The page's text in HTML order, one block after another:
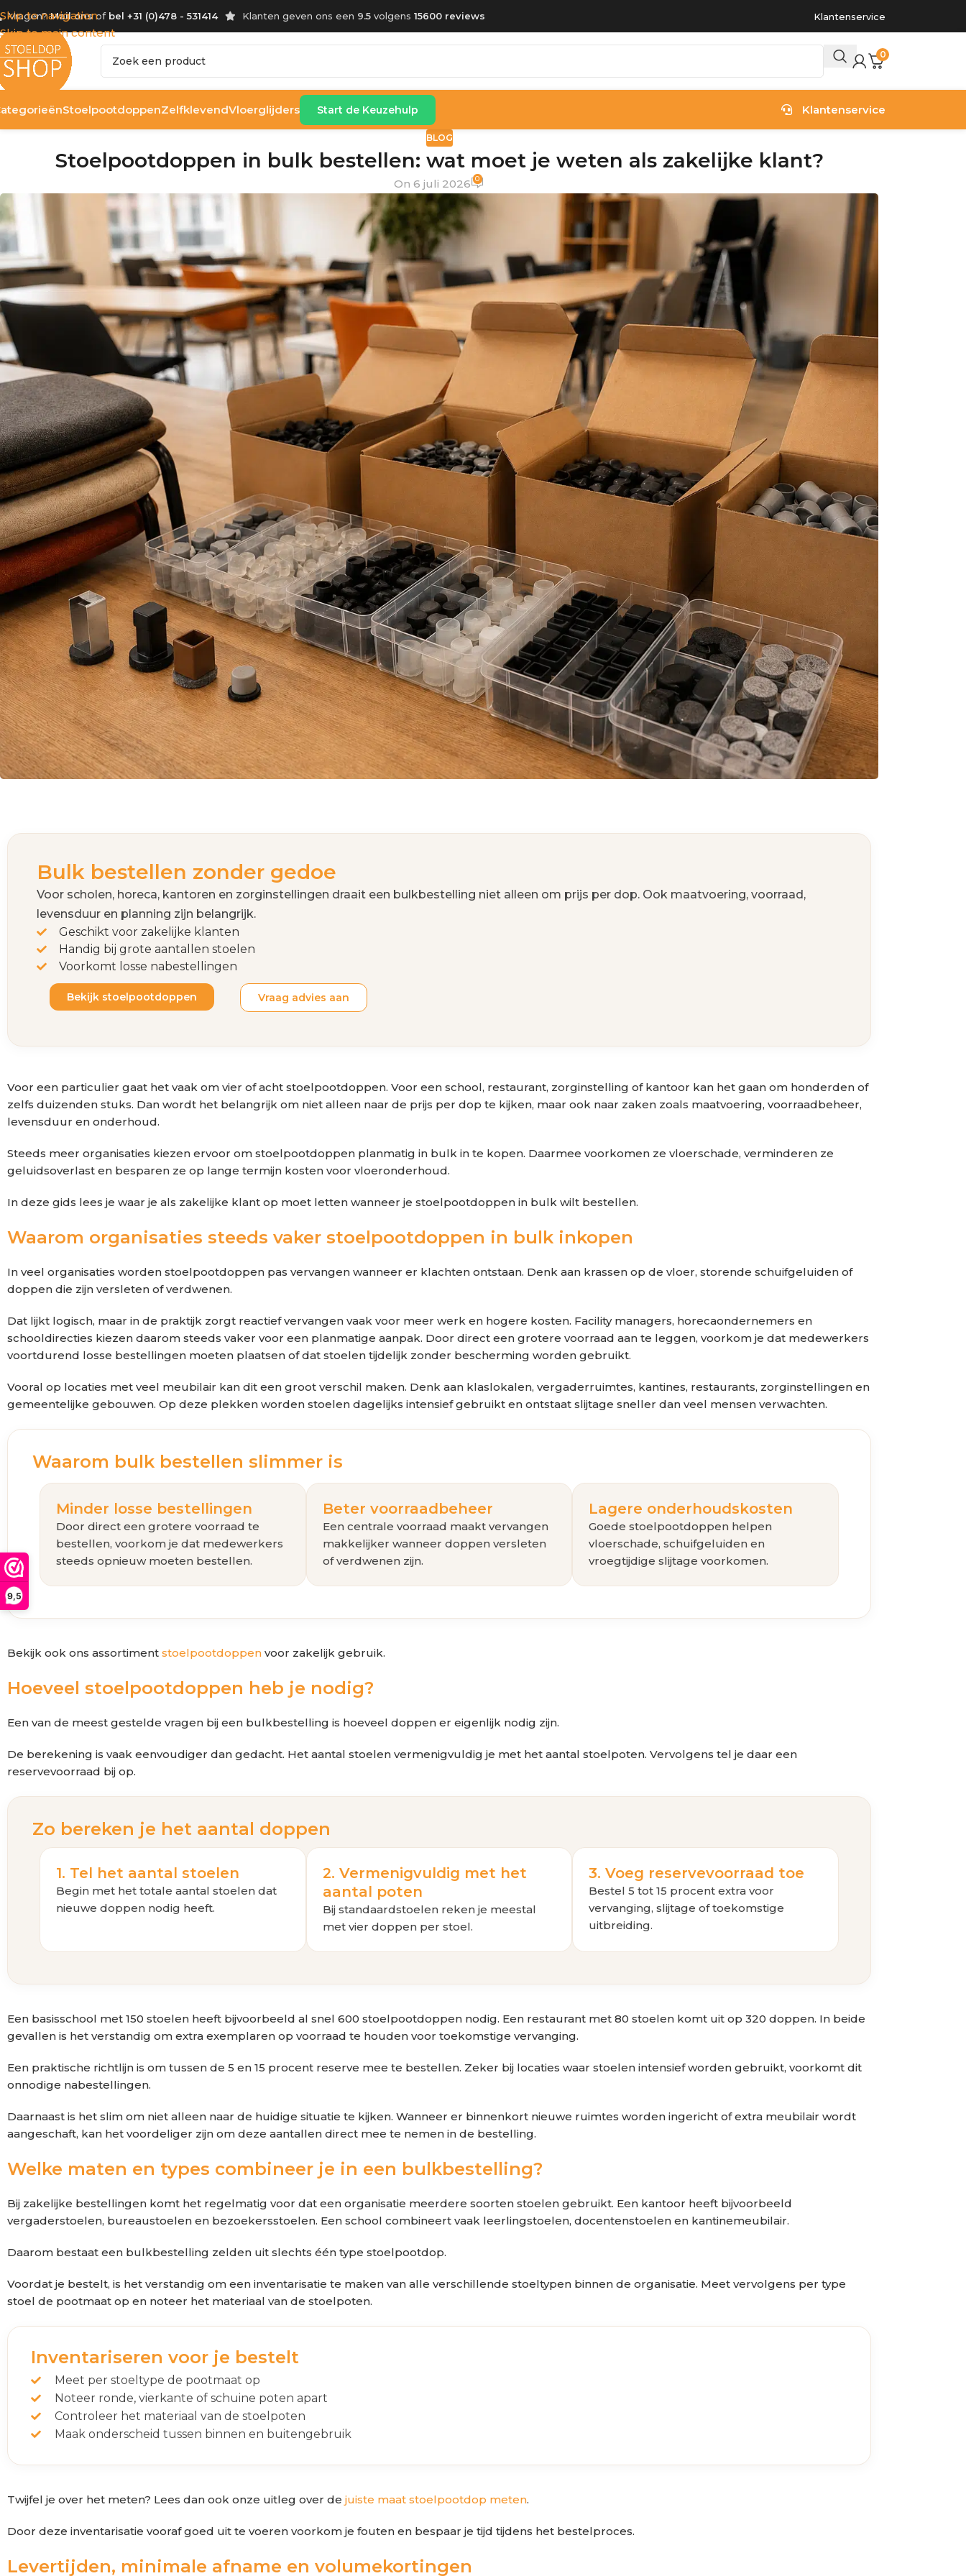
9,5
Skip to navigation
Skip to main content
Vragen?Mail onsof bel +31 (0)478 - 531414 Klanten geven ons een 9.5 volgens 15600 reviews Klantenservice
0
StoelpootdoppenZelfklevendVloerglijders Start de Keuzehulp Klantenservice
BLOG
Stoelpootdoppen in bulk bestellen: wat moet je weten als zakelijke klant?
On 6 juli 2026 0
Bulk bestellen zonder gedoe
Voor scholen, horeca, kantoren en zorginstellingen draait een bulkbestelling niet alleen om prijs per dop. Ook maatvoering, voorraad,
levensduur en planning zijn belangrijk.
Geschikt voor zakelijke klanten
Handig bij grote aantallen stoelen
Voorkomt losse nabestellingen
Bekijk stoelpootdoppen Vraag advies aan
Voor een particulier gaat het vaak om vier of acht stoelpootdoppen. Voor een school, restaurant, zorginstelling of kantoor kan het gaan om honderden of
zelfs duizenden stuks. Dan wordt het belangrijk om niet alleen naar de prijs per dop te kijken, maar ook naar zaken zoals maatvoering, voorraadbeheer,
levensduur en onderhoud.
Steeds meer organisaties kiezen ervoor om stoelpootdoppen planmatig in bulk in te kopen. Daarmee voorkomen ze vloerschade, verminderen ze
geluidsoverlast en besparen ze op lange termijn kosten voor vloeronderhoud.
In deze gids lees je waar je als zakelijke klant op moet letten wanneer je stoelpootdoppen in bulk wilt bestellen.
Waarom organisaties steeds vaker stoelpootdoppen in bulk inkopen
In veel organisaties worden stoelpootdoppen pas vervangen wanneer er klachten ontstaan. Denk aan krassen op de vloer, storende schuifgeluiden of
doppen die zijn versleten of verdwenen.
Dat lijkt logisch, maar in de praktijk zorgt reactief vervangen vaak voor meer werk en hogere kosten. Facility managers, horecaondernemers en
schooldirecties kiezen daarom steeds vaker voor een planmatige aanpak. Door direct een grotere voorraad aan te leggen, voorkom je dat medewerkers
voortdurend losse bestellingen moeten plaatsen of dat stoelen tijdelijk zonder bescherming worden gebruikt.
Vooral op locaties met veel meubilair kan dit een groot verschil maken. Denk aan klaslokalen, vergaderruimtes, kantines, restaurants, zorginstellingen en
gemeentelijke gebouwen. Op deze plekken worden stoelen dagelijks intensief gebruikt en ontstaat slijtage sneller dan veel mensen verwachten.
Waarom bulk bestellen slimmer is
Minder losse bestellingen
Door direct een grotere voorraad te
bestellen, voorkom je dat medewerkers
steeds opnieuw moeten bestellen.
Beter voorraadbeheer
Een centrale voorraad maakt vervangen
makkelijker wanneer doppen versleten
of verdwenen zijn.
Lagere onderhoudskosten
Goede stoelpootdoppen helpen
vloerschade, schuifgeluiden en
vroegtijdige slijtage voorkomen.
Bekijk ook ons assortiment stoelpootdoppen voor zakelijk gebruik.
Hoeveel stoelpootdoppen heb je nodig?
Een van de meest gestelde vragen bij een bulkbestelling is hoeveel doppen er eigenlijk nodig zijn.
De berekening is vaak eenvoudiger dan gedacht. Het aantal stoelen vermenigvuldig je met het aantal stoelpoten. Vervolgens tel je daar een
reservevoorraad bij op.
Zo bereken je het aantal doppen
1. Tel het aantal stoelen
Begin met het totale aantal stoelen dat
nieuwe doppen nodig heeft.
2. Vermenigvuldig met het
aantal poten
Bij standaardstoelen reken je meestal
met vier doppen per stoel.
3. Voeg reservevoorraad toe
Bestel 5 tot 15 procent extra voor
vervanging, slijtage of toekomstige
uitbreiding.
Een basisschool met 150 stoelen heeft bijvoorbeeld al snel 600 stoelpootdoppen nodig. Een restaurant met 80 stoelen komt uit op 320 doppen. In beide
gevallen is het verstandig om extra exemplaren op voorraad te houden voor toekomstige vervanging.
Een praktische richtlijn is om tussen de 5 en 15 procent reserve mee te bestellen. Zeker bij locaties waar stoelen intensief worden gebruikt, voorkomt dit
onnodige nabestellingen.
Daarnaast is het slim om niet alleen naar de huidige situatie te kijken. Wanneer er binnenkort nieuwe ruimtes worden ingericht of extra meubilair wordt
aangeschaft, kan het voordeliger zijn om deze aantallen direct mee te nemen in de bestelling.
Welke maten en types combineer je in een bulkbestelling?
Bij zakelijke bestellingen komt het regelmatig voor dat een organisatie meerdere soorten stoelen gebruikt. Een kantoor heeft bijvoorbeeld
vergaderstoelen, bureaustoelen en bezoekersstoelen. Een school combineert vaak leerlingstoelen, docentenstoelen en kantinemeubilair.
Daarom bestaat een bulkbestelling zelden uit slechts één type stoelpootdop.
Voordat je bestelt, is het verstandig om een inventarisatie te maken van alle verschillende stoeltypen binnen de organisatie. Meet vervolgens per type
stoel de pootmaat op en noteer het materiaal van de stoelpoten.
Inventariseren voor je bestelt
Meet per stoeltype de pootmaat op
Noteer ronde, vierkante of schuine poten apart
Controleer het materiaal van de stoelpoten
Maak onderscheid tussen binnen en buitengebruik
Twijfel je over het meten? Lees dan ook onze uitleg over de juiste maat stoelpootdop meten.
Door deze inventarisatie vooraf goed uit te voeren voorkom je fouten en bespaar je tijd tijdens het bestelproces.
Levertijden, minimale afname en volumekortingen